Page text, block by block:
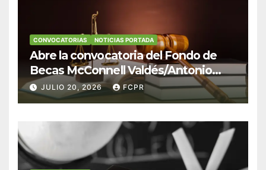
CONVOCATORIAS NOTICIAS PORTADA
Abre la convocatoria del Fondo de
Becas McConnell Valdés/Antonio
Escudero Viera para estudiantes de
Derecho en Puerto Rico
JULIO 20, 2026 FCPR